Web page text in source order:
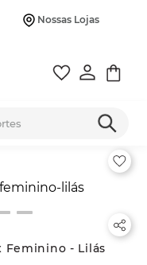
Nossas Lojas
Feminino - Lilás